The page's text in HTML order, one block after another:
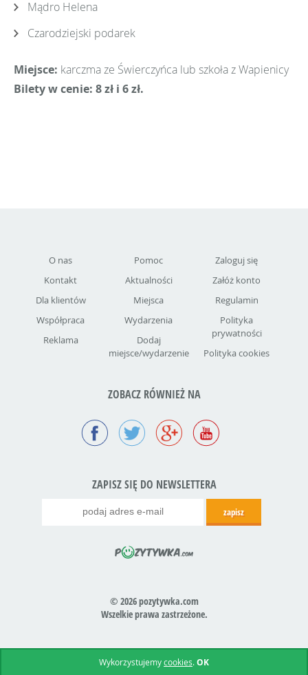
Mądro Helena
Czarodziejski podarek
Miejsce: karczma ze Świerczyńca lub szkoła z Wapienicy
Bilety w cenie: 8 zł i 6 zł.
O nas
Kontakt
Dla klientów
Współpraca
Reklama
Pomoc
Aktualności
Miejsca
Wydarzenia
Dodaj
miejsce/wydarzenie
Zaloguj się
Załóż konto
Regulamin
Polityka
prywatności
Polityka cookies
ZOBACZ RÓWNIEŻ NA
ZAPISZ SIĘ DO NEWSLETTERA
© 2026 pozytywka.com
Wszelkie prawa zastrzeżone.
Wykorzystujemycookies.OK